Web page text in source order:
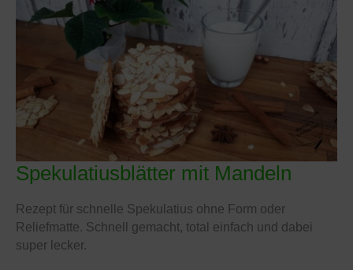
Spekulatiusblätter mit Mandeln
Rezept für schnelle Spekulatius ohne Form oder
Reliefmatte. Schnell gemacht, total einfach und dabei
super lecker.
Spekulatiusblätter
mit
Mandeln